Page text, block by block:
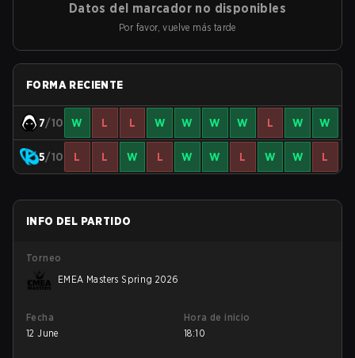
Datos del marcador no disponibles
Por favor, vuelve más tarde
FORMA RECIENTE
7/10 W L L W W W W L W W
5/10 L L W L W W L W W L
INFO DEL PARTIDO
Torneo
EMEA Masters Spring 2026
Fecha
12 June
Hora de inicio
18:10